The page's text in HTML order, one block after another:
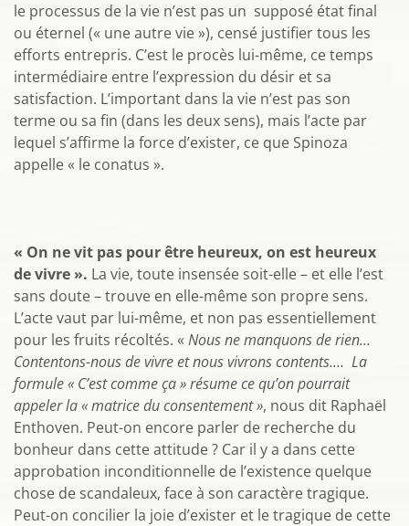
le processus de la vie n’est pas un supposé état final
ou éternel (« une autre vie »), censé justifier tous les
efforts entrepris. C’est le procès lui-même, ce temps
intermédiaire entre l’expression du désir et sa
satisfaction. L’important dans la vie n’est pas son
terme ou sa fin (dans les deux sens), mais l’acte par
lequel s’affirme la force d’exister, ce que Spinoza
appelle « le conatus ».
« On ne vit pas pour être heureux, on est heureux
de vivre ». La vie, toute insensée soit-elle – et elle l’est
sans doute – trouve en elle-même son propre sens.
L’acte vaut par lui-même, et non pas essentiellement
pour les fruits récoltés. « Nous ne manquons de rien…
Contentons-nous de vivre et nous vivrons contents.… La
formule « C’est comme ça » résume ce qu’on pourrait
appeler la « matrice du consentement », nous dit Raphaël
Enthoven. Peut-on encore parler de recherche du
bonheur dans cette attitude ? Car il y a dans cette
approbation inconditionnelle de l’existence quelque
chose de scandaleux, face à son caractère tragique.
Peut-on concilier la joie d’exister et le tragique de cette